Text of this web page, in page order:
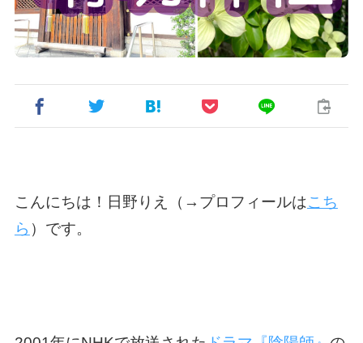
こんにちは！日野りえ（→プロフィールはこち
ら ）です。